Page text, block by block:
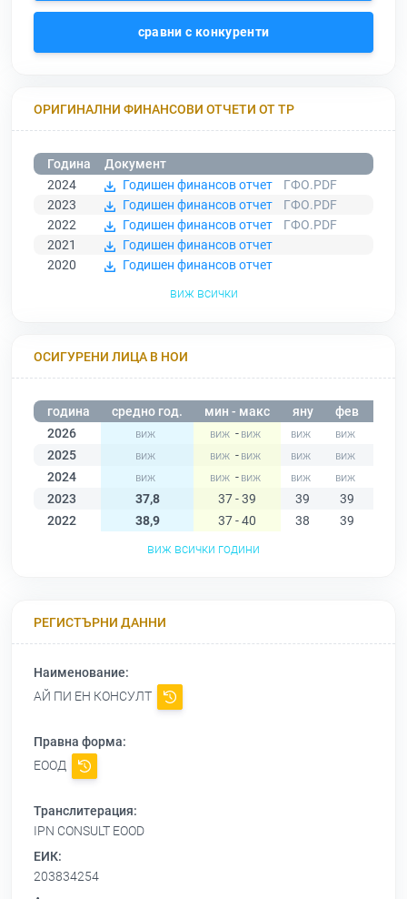
сравни с конкуренти
ОРИГИНАЛНИ ФИНАНСОВИ ОТЧЕТИ ОТ ТР
Година
Документ
2024
Годишен финансов отчет
ГФО.PDF
2023
Годишен финансов отчет
ГФО.PDF
2022
Годишен финансов отчет
ГФО.PDF
2021
Годишен финансов отчет
2020
Годишен финансов отчет
виж всички
ОСИГУРЕНИ ЛИЦА В НОИ
година средно год. мин - макс яну фев
2026
-
2025
-
2024
-
2023
37,8 37 - 39 39 39
2022
38,9 37 - 40 38 39
виж всички години
РЕГИСТЪРНИ ДАННИ
Наименование:
АЙ ПИ ЕН КОНСУЛТ
Правна форма:
ЕООД
Транслитерация:
IPN CONSULT EOOD
ЕИК:
203834254